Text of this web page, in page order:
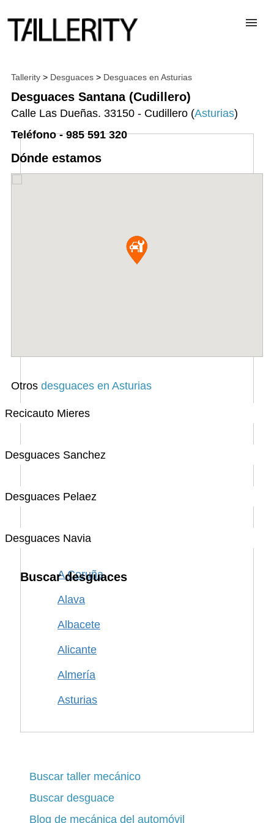
TALLERES
DESGUACES
PARA PROFESIONALES
Tallerity > Desguaces > Desguaces en Asturias
Desguaces Santana (Cudillero)
Calle Las Dueñas. 33150 - Cudillero (Asturias)
Teléfono - 985 591 320
Dónde estamos
Otros desguaces en Asturias
Recicauto Mieres
Desguaces Sanchez
Desguaces Pelaez
Desguaces Navia
Buscar desguaces
A Coruña
Alava
Albacete
Alicante
Almería
Asturias
Barcelona
Burgos
Buscar taller mecánico
Buscar desguace
Blog de mecánica del automóvil